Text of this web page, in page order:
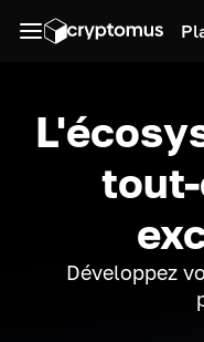
Développez